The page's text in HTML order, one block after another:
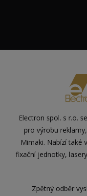
Electron spol. s r.o.
pro výrobu
Mimaki. Nabízí také
fixační jednotky,
Zpětný odběr